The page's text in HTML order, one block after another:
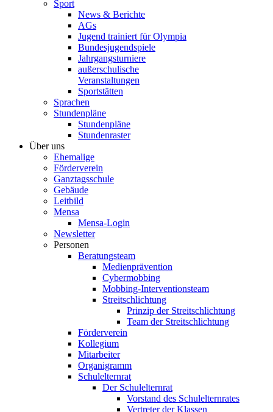
Sport
News & Berichte
AGs
Jugend trainiert für Olympia
Bundesjugendspiele
Jahrgangsturniere
außerschulische
Veranstaltungen
Sportstätten
Sprachen
Stundenpläne
Stundenpläne
Stundenraster
Über uns
Ehemalige
Förderverein
Ganztagsschule
Gebäude
Leitbild
Mensa
Mensa-Login
Newsletter
Personen
Beratungsteam
Medienprävention
Cybermobbing
Mobbing-Interventionsteam
Streitschlichtung
Prinzip der Streitschlichtung
Team der Streitschlichtung
Förderverein
Kollegium
Mitarbeiter
Organigramm
Schulelternrat
Der Schulelternrat
Vorstand des Schulelternrates
Vertreter der Klassen